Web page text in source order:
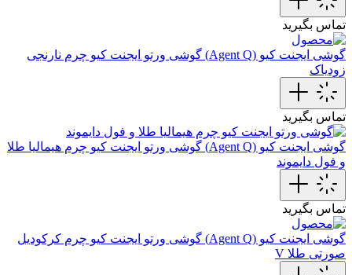
تماس بگیرید
گوشی ایجنت کیو (Agent Q)
گوشی ورتو ایجنت کیو چرم نارنجی
زودیاک
تماس بگیرید
گوشی ایجنت کیو (Agent Q)
گوشی ورتو ایجنت کیو چرم هیمالیا طلا
و فول دایموند
تماس بگیرید
گوشی ایجنت کیو (Agent Q)
گوشی ورتو ایجنت کیو چرم کرکودیل
صورتی طلا V